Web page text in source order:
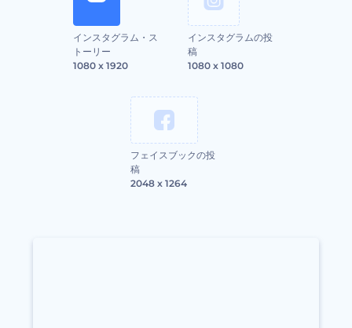
インスタグラム・ス
トーリー
1080 x 1920
インスタグラムの投
稿
1080 x 1080
フェイスブックの投
稿
2048 x 1264